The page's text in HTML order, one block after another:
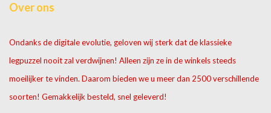
Over ons
Ondanks de digitale evolutie, geloven wij sterk dat de klassieke
legpuzzel nooit zal verdwijnen! Alleen zijn ze in de winkels steeds
moeilijker te vinden. Daarom bieden we u meer dan 2500 verschillende
soorten! Gemakkelijk besteld, snel geleverd!